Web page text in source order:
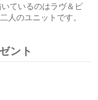
ているのはラヴ＆ピ
人のユニットです。
ント